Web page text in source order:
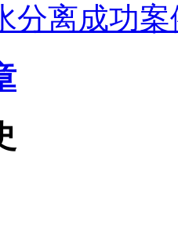
分离成功案